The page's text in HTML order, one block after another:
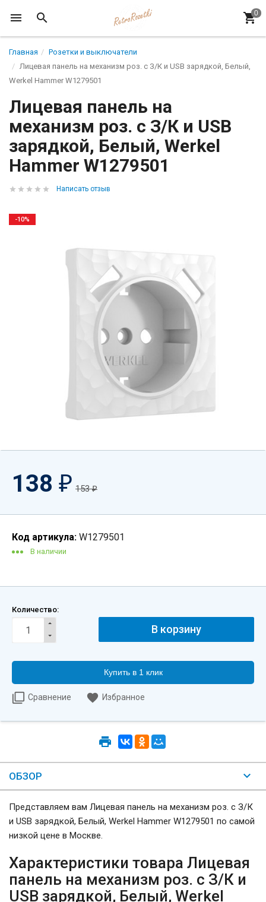
Главная
Розетки и выключатели
Лицевая панель на механизм роз. с З/К и USB зарядкой, Белый,
Werkel Hammer W1279501
Лицевая панель на
механизм роз. с З/К и USB
зарядкой, Белый, Werkel
Hammer W1279501
Написать отзыв
-10%
138 ₽ 153₽
Код артикула: W1279501
В наличии
Количество:
Купить в 1 клик
Сравнение Избранное
ОБЗОР
Представляем вам Лицевая панель на механизм роз. с З/К
и USB зарядкой, Белый, Werkel Hammer W1279501 по самой
низкой цене в Москве.
Характеристики товара Лицевая
панель на механизм роз. с З/К и
USB зарядкой, Белый, Werkel